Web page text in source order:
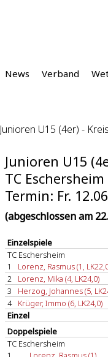
News Verband
Junioren U15 (4er) -
Junioren U15
TC
Termin: Fr.
(abgeschlossen am
Einzelspiele
TC Eschersheim
1
Lorenz, Rasmus (1,
2
Lorenz, Mika (4, LK24,0)
3
Herzog, Johannes (5,
4
Krüger, Immo (6, LK24,0)
Einzel
Doppelspiele
TC Eschersheim